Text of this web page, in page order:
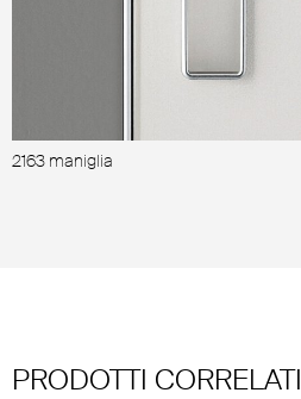
2163 maniglia
PRODOTTI CORRELATI